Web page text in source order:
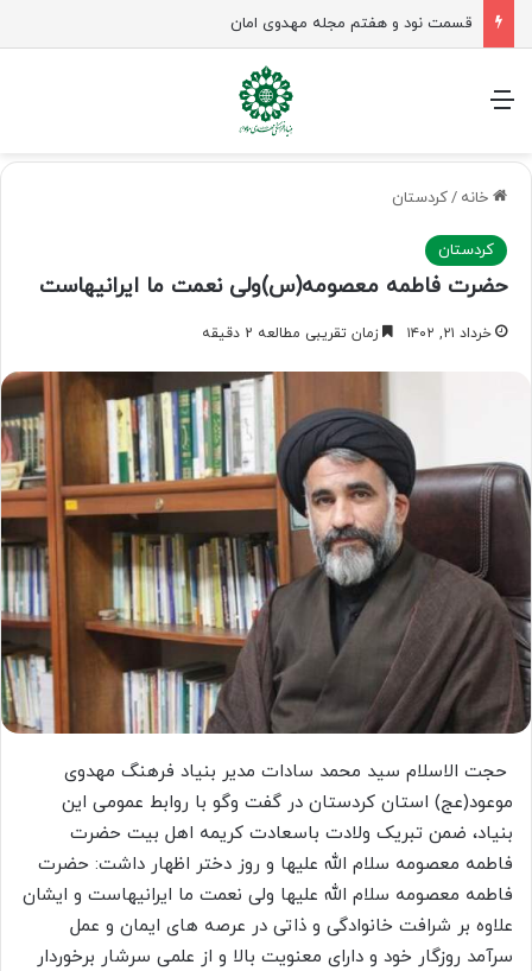
منو
خانه /کردستان
کردستان
حضرت فاطمه معصومه(س)ولی نعمت ما ایرانیهاست
خرداد ۲۱, ۱۴۰۲ زمان تقریبی مطالعه 2 دقیقه
حجت الاسلام سید محمد سادات مدیر بنیاد فرهنگ مهدوی
موعود(عج) استان کردستان در گفت وگو با روابط عمومی این
بنیاد، ضمن تبریک ولادت باسعادت کریمه اهل بیت حضرت
فاطمه معصومه سلام الله علیها و روز دختر اظهار داشت: حضرت
فاطمه معصومه سلام الله علیها ولی نعمت ما ایرانیهاست و ایشان
علاوه بر شرافت خانوادگی و ذاتی در عرصه های ایمان و عمل
سرآمد روزگار خود و دارای معنویت بالا و از علمی سرشار برخوردار